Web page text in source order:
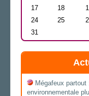
17
18
24
25
31
Mégafeux
environnementale